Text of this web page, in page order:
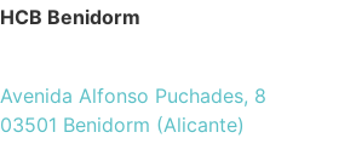
HCB Benidorm
Avenida Alfonso Puchades, 8
03501 Benidorm (Alicante)